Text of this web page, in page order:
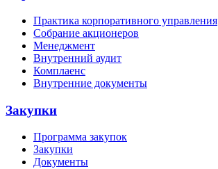
Практика корпоративного управления
Собрание акционеров
Менеджмент
Внутренний аудит
Комплаенс
Внутренние документы
Закупки
Программа закупок
Закупки
Документы